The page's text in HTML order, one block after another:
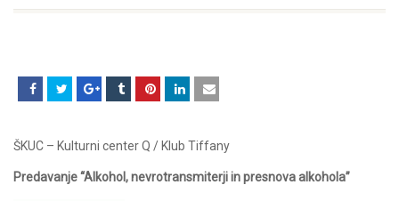
ŠKUC – Kulturni center Q / Klub Tiffany
Predavanje “Alkohol, nevrotransmiterji in presnova alkohola”